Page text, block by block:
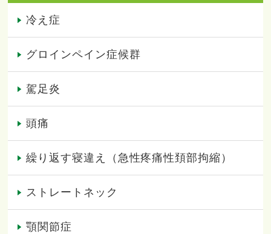
冷え症
グロインペイン症候群
駕足炎
頭痛
繰り返す寝違え（急性疼痛性頚部拘縮）
ストレートネック
顎関節症